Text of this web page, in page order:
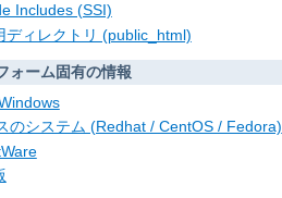
Includes (SSI)
ディレクトリ (public_html)
ォーム固有の情報
のシステム (Redhat / CentOS / Fedora)